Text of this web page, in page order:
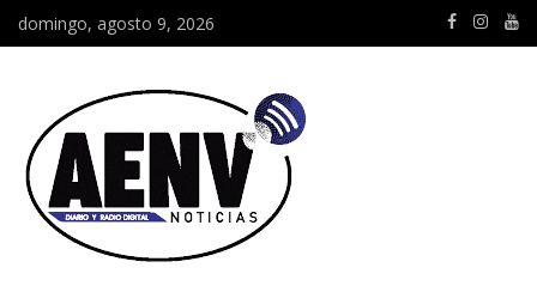
domingo, agosto 9, 2026